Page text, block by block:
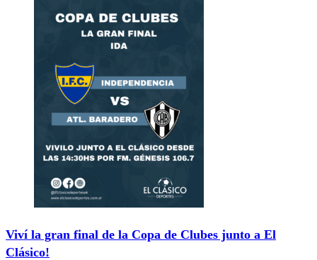
Viví la gran final de la Copa de Clubes junto a El
Clásico!